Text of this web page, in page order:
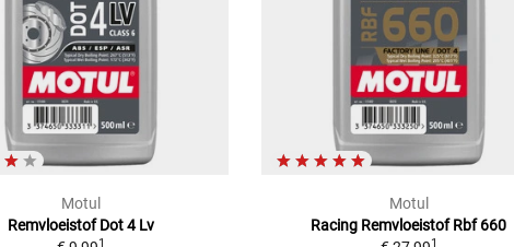
Motul
Remvloeistof Dot 4 Lv
1
Motul
Racing Remvloeistof Rbf 660
1